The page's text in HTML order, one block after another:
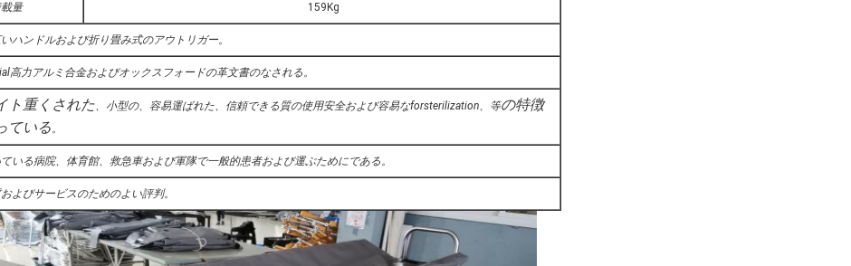
量 159Kg
ハンドルおよび折り畳み式のアウトリガー。
高力アルミ合金およびオックスフォードの革文書のなされる。
ト重くされた、小型の、 容易運ばれた、信頼できる質の使用安全および容易なforsterilization、等の特徴
ている。
いる病院、体育館、救急車および軍隊で一般的患者および運ぶためにである。
よびサービスのためのよい評判。